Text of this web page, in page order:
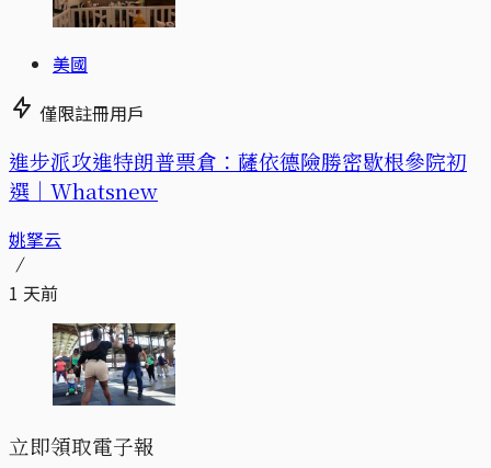
美國
僅限註冊用戶
進步派攻進特朗普票倉：薩依德險勝密歇根參院初
選｜Whatsnew
姚拏云
1 天前
立即領取電子報